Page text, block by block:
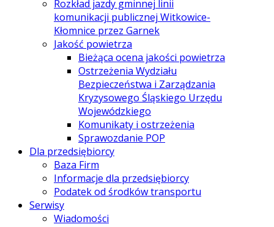
Rozkład jazdy gminnej linii
komunikacji publicznej Witkowice-
Kłomnice przez Garnek
Jakość powietrza
Bieżąca ocena jakości powietrza
Ostrzeżenia Wydziału
Bezpieczeństwa i Zarządzania
Kryzysowego Śląskiego Urzędu
Wojewódzkiego
Komunikaty i ostrzeżenia
Sprawozdanie POP
Dla przedsiębiorcy
Baza Firm
Informacje dla przedsiębiorcy
Podatek od środków transportu
Serwisy
Wiadomości